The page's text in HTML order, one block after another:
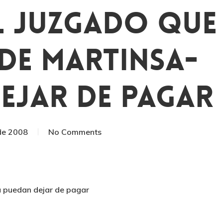
Juzgado Que
Martinsa-
De Pagar
2008 No Comments
dejar de pagar